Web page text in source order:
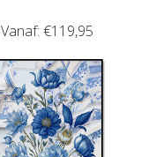
Vanaf:€119,95